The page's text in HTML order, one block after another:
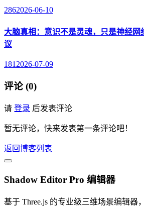
2862026-06-10
大脑真相：意识不是灵魂，只是神经网
议
181 2026-07-09
评论 (0)
请 登录 后发表评论
暂无评论，快来发表第一条评论吧！
返回博客列表
Shadow Editor Pro 编辑器
基于 Three.js 的专业级三维场景编辑器